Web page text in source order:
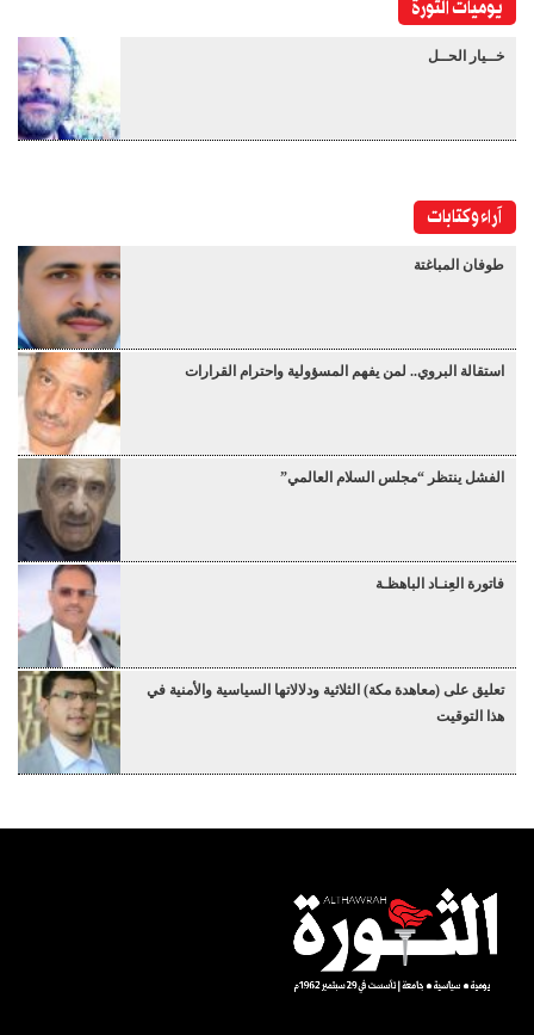
يوميات الثورة
خــيار الحــل
آراء وكتابات
طوفان المباغتة
استقالة البروي.. لمن يفهم المسؤولية واحترام القرارات
الفشل ينتظر “مجلس السلام العالمي”
فاتورة العِنـاد الباهظـة
تعليق على (معاهدة مكة) الثلاثية ودلالاتها السياسية والأمنية في
هذا التوقيت